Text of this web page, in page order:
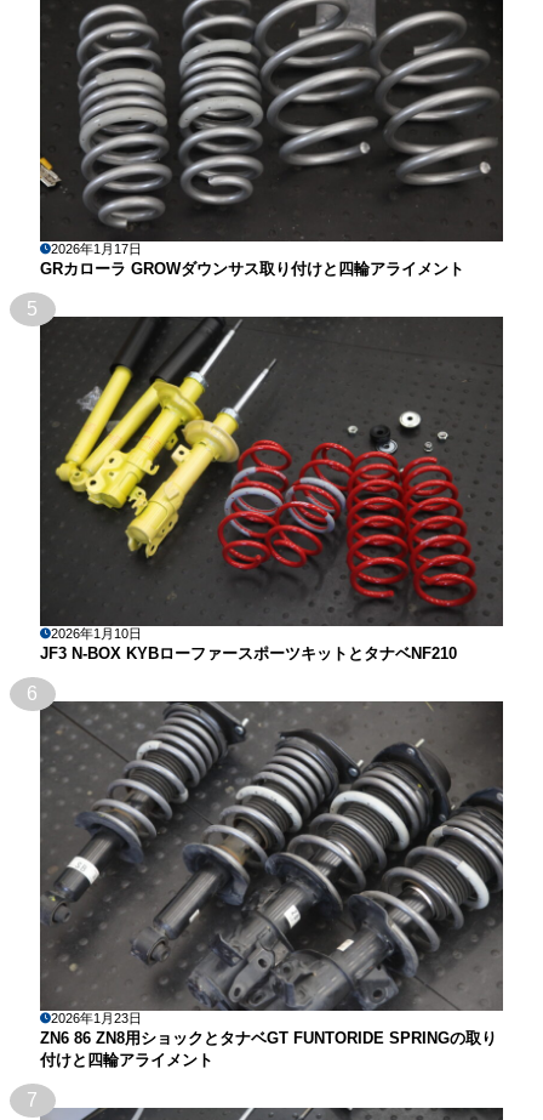
2026年1月17日
GRカローラ GROWダウンサス取り付けと四輪アライメント
5
2026年1月10日
JF3 N-BOX KYBローファースポーツキットとタナベNF210
6
2026年1月23日
ZN6 86 ZN8用ショックとタナベGT FUNTORIDE SPRINGの取り
付けと四輪アライメント
7